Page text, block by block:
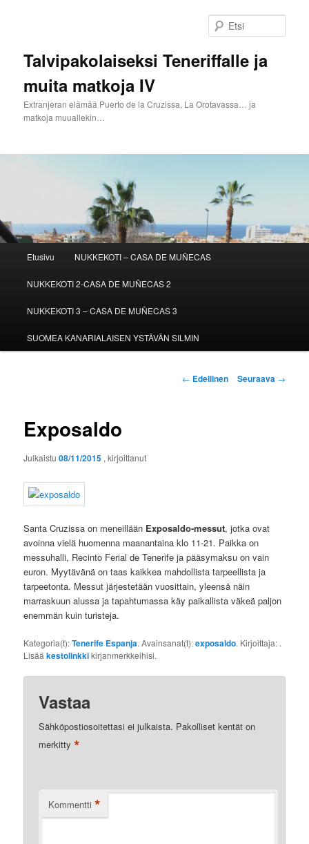
Talvipakolaiseksi Teneriffalle ja
muita matkoja IV
Extranjeran elämää Puerto de la Cruzissa, La Orotavassa… ja
matkoja muuallekin…
Etusivu NUKKEKOTI – CASA DE MUÑECAS
NUKKEKOTI 2-CASA DE MUÑECAS 2
NUKKEKOTI 3 – CASA DE MUÑECAS 3
SUOMEA KANARIALAISEN YSTÄVÄN SILMIN
Artikkelien
← Edellinen Seuraava →
Exposaldo
Julkaistu08/11/2015 , kirjoittanut
Santa Cruzissa on meneillään Exposaldo-messut, jotka ovat
avoinna vielä huomenna maanantaina klo 11-21. Paikka on
messuhalli, Recinto Ferial de Tenerife ja pääsymaksu on vain
euron. Myytävänä on taas kaikkea mahdollista tarpeellista ja
tarpeetonta. Messut järjestetään vuosittain, yleensä näin
marraskuun alussa ja tapahtumassa käy paikallista väkeä paljon
enemmän kuin turisteja.
Kategoria(t):Tenerife Espanja. Avainsanat(t):exposaldo. Kirjoittaja: .
Lisääkestolinkkikirjanmerkkeihisi.
Vastaa
Sähköpostiosoitettasi ei julkaista. Pakolliset kentät on
merkitty*
Kommentti *